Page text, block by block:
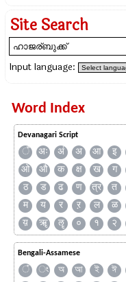
Site Search
Input language:
Word Index
Devanagari Script
ँ अः अं अ आ इ
ओ
औ क क्ष ख ग
ठ
ड ढ ण त्र त
म
य र ऱ ल ळ
य़
ॠ ॡ ० १ २
Bengali-Assamese
ঁ ং অ আ ই ঈ